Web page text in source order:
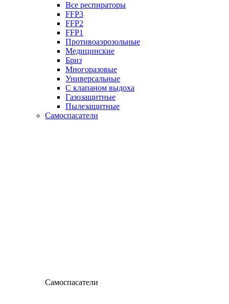
Все респираторы
FFP3
FFP2
FFP1
Противоаэрозольные
Медицинские
Бриз
Многоразовые
Универсальные
С клапаном выдоха
Газозащитные
Пылезащитные
Самоспасатели
Самоспасатели